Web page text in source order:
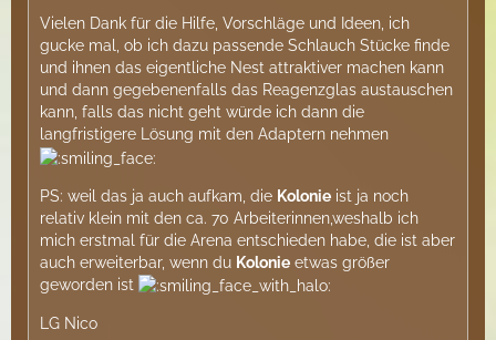
Vielen Dank für die Hilfe, Vorschläge und Ideen, ich
gucke mal, ob ich dazu passende Schlauch Stücke finde
und ihnen das eigentliche Nest attraktiver machen kann
und dann gegebenenfalls das Reagenzglas austauschen
kann, falls das nicht geht würde ich dann die
langfristigere Lösung mit den Adaptern nehmen
PS: weil das ja auch aufkam, die Kolonie ist ja noch
relativ klein mit den ca. 70 Arbeiterinnen,weshalb ich
mich erstmal für die Arena entschieden habe, die ist aber
auch erweiterbar, wenn du Kolonie etwas größer
geworden ist
LG Nico